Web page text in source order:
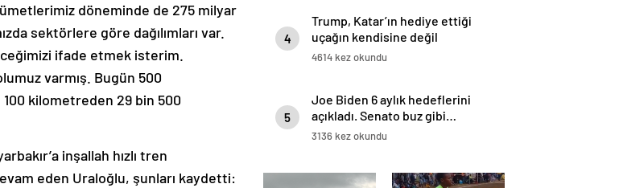
döneminde de 275 milyar
sektörlere göre dağılımları var.
ifade etmek isterim.
varmış. Bugün 500
kilometreden 29 bin 500
inşallah hızlı tren
eden Uraloğlu, şunları kaydetti:
4
Trump, Katar’ın hediye ettiği
uçağın kendisine değil
Pentagon’a verileceğini açıkladı
4614 kez okundu
5
Joe Biden 6 aylık hedeflerini
açıkladı. Senato buz gibi…
3136 kez okundu